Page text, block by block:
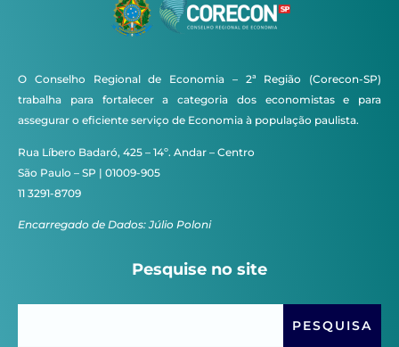
O Conselho Regional de Economia – 2ª Região (Corecon-SP)
trabalha para fortalecer a categoria dos economistas e para
assegurar o eficiente serviço de Economia à população paulista.
Rua Líbero Badaró, 425 – 14º. Andar – Centro
São Paulo – SP | 01009-905
11 3291-8709
Encarregado de Dados: Júlio Poloni
Pesquise no site